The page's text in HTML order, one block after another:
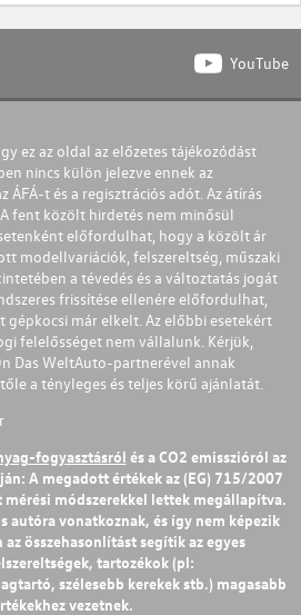
YouTube
ez az oldal az előzetes tájékozódást
nincs külön jelezve ennek az
ÁFÁ-t és a regisztrációs adót. Az átírás
fent közölt hirdetés nem minősül
előfordulhat, hogy a közölt ár
modellvariációk, felszereltség, műszaki
a tévedés és a változtatás jogát
frissítése ellenére előfordulhat,
már elkelt. Az előbbi esetekért
felelősséget nem vállalunk. Kérjük,
Das WeltAuto-partnerével annak
a tényleges és teljes körű ajánlatát.
fogyasztásról és a CO2 emisszióról az
A megadott értékek az (EG) 715/2007
módszerekkel lettek megállapítva.
autóra vonatkoznak, és így nem képezik
összehasonlítást segítik az egyes
tartozékok (pl:
szélesebb kerekek stb.) magasabb
vezetnek.